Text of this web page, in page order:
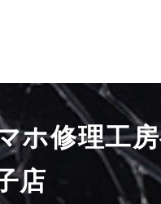
ホ修理工
店